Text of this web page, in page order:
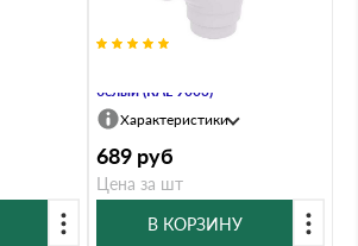
белый (RAL 9003)
Характеристики
689 руб
Цена за шт
В КОРЗИНУ